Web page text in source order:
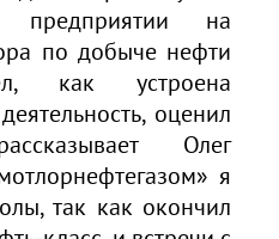
предприятии на
по добыче нефти
как устроена
оценил
Олег
я
так как окончил